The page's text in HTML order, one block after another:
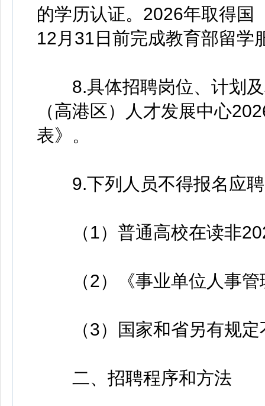
的学历认证。2026年取得国
12月31日前完成教育部留学
8.具体招聘岗位、计划及
（高港区）人才发展中心
表》。
9.下列人员不得报名应
（1）普通高校在读非
（2）《事业单位人事管
（3）国家和省另有规定
二、招聘程序和方法